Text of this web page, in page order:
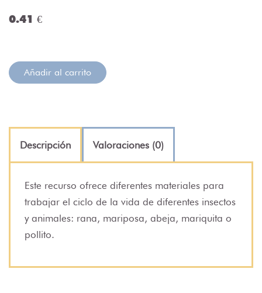
0.41 €
Añadir al carrito
Descripción Valoraciones (0)
Este recurso ofrece diferentes materiales para
trabajar el ciclo de la vida de diferentes insectos
y animales: rana, mariposa, abeja, mariquita o
pollito.